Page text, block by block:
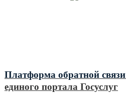
Платформа обратной связи
единого портала Госуслуг